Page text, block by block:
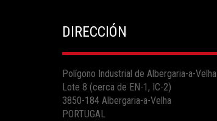
DIRECCIÓN
Polígono Industrial de Albergaria-a-Velha
Lote 8 (cerca de EN-1, IC-2)
3850-184 Albergaria-a-Velha
PORTUGAL